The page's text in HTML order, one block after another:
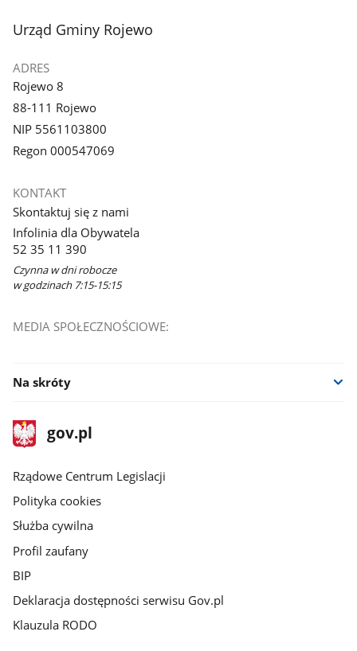
stopka
Urząd Gminy Rojewo
ADRES
Rojewo 8
88-111 Rojewo
NIP 5561103800
Regon 000547069
KONTAKT
Skontaktuj się z nami
Infolinia dla Obywatela
52 35 11 390
Czynna w dni robocze
w godzinach 7:15-15:15
MEDIA SPOŁECZNOŚCIOWE:
Na skróty
stopka
gov.plStrona
gov.pl
Rządowe Centrum Legislacji
Polityka cookies
Służba cywilna
Profil zaufany
BIP
Deklaracja dostępności serwisu Gov.pl
Klauzula RODO